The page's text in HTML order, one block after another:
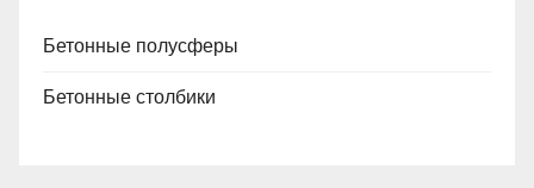
Бетонные полусферы
Бетонные столбики